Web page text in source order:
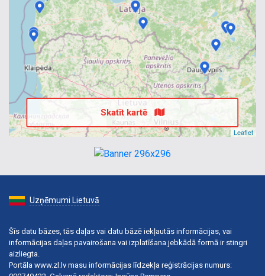
Leaflet
Skatīt kartē
Uzņēmumi Lietuvā
Šīs datu bāzes, tās daļas vai datu bāzē iekļautās informācijas, vai
informācijas daļas pavairošana vai izplatīšana jebkādā formā ir stingri
aizliegta.
Portāla www.zl.lv masu informācijas līdzekļa reģistrācijas numurs: